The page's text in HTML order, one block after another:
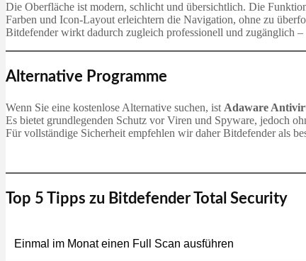
Die Oberfläche ist modern, schlicht und übersichtlich. Die
Farben und Icon-Layout erleichtern die Navigation, ohne zu
Bitdefender wirkt dadurch zugleich professionell und zugänglich
Alternative Programme
Wenn Sie eine kostenlose Alternative suchen, ist Adaware
Es bietet grundlegenden Schutz vor Viren und Spyware, jedoch
Für vollständige Sicherheit empfehlen wir daher Bitdefender als
Top 5 Tipps zu Bitdefender Total Security
Einmal im Monat einen Full Scan ausführen